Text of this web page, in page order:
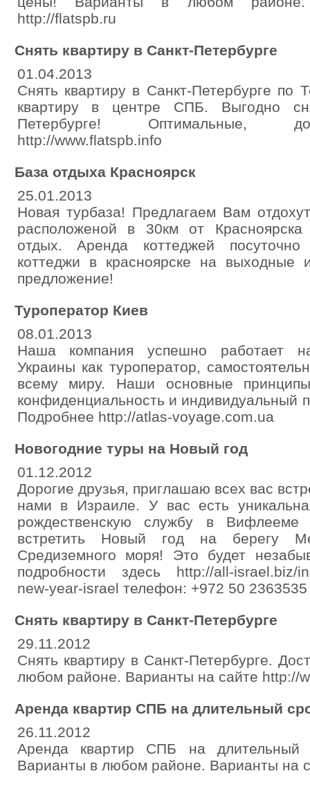
http://flatspb.ru
Снять квартиру в Санкт-Петербурге
01.04.2013
Снять квартиру в Санкт-Петербурге по
квартиру в центре СПБ. Выгодно
Петербурге! Оптимальные,
http://www.flatspb.info
База отдыха Красноярск
25.01.2013
Новая турбаза! Предлагаем Вам
расположеной в 30км от
отдых. Аренда коттеджей
коттеджи в красноярске на выходные
предложение!
Туроператор Киев
08.01.2013
Наша компания успешно работает
Украины как туроператор,
всему миру. Наши основные
конфиденциальность и индивидуальный
Подробнее http://atlas-voyage.com.ua
Новогодние туры на Новый год
01.12.2012
Дорогие друзья, приглашаю всех вас
нами в Израиле. У вас есть
рождественскую службу в
встретить Новый год на берегу
Средиземного моря! Это будет
подробности здесь http://all-israel.biz/
new-year-israel телефон: +972 50
Снять квартиру в Санкт-Петербурге
29.11.2012
Снять квартиру в Санкт-Петербурге.
любом районе. Варианты на сайте http://
Аренда квартир СПБ на длительный
26.11.2012
Аренда квартир СПБ на длительный
Варианты в любом районе. Варианты на